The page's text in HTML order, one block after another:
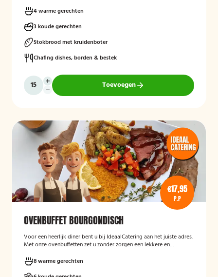
4 warme gerechten
3 koude gerechten
Stokbrood met kruidenboter
Chafing dishes, borden & bestek
Toevoegen
€17,95
P.P
OVENBUFFET BOURGONDISCH
Voor een heerlijk diner bent u bij IdeaalCatering aan het juiste adres.
Met onze ovenbuffetten zet u zonder zorgen een lekkere en
personen is een ovenbuffet Ideaal!
8 warme gerechten